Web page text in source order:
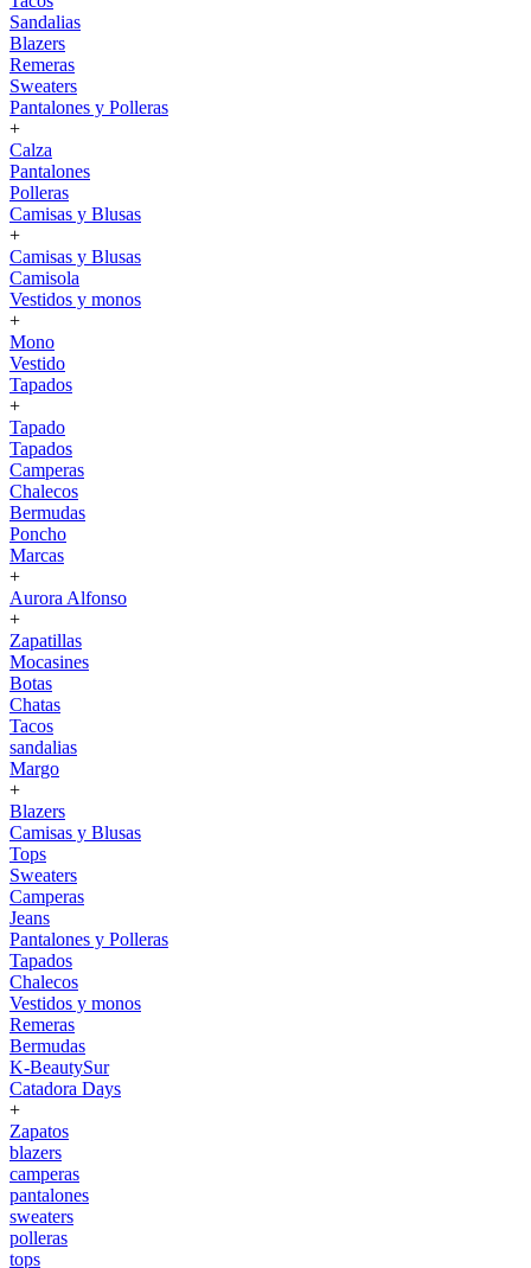
Sandalias
Blazers
Remeras
Sweaters
Pantalones y Polleras
+
Calza
Pantalones
Polleras
Camisas y Blusas
+
Camisas y Blusas
Camisola
Vestidos y monos
+
Mono
Vestido
Tapados
+
Tapado
Tapados
Camperas
Chalecos
Bermudas
Poncho
Marcas
+
Aurora Alfonso
+
Zapatillas
Mocasines
Botas
Chatas
Tacos
sandalias
Margo
+
Blazers
Camisas y Blusas
Tops
Sweaters
Camperas
Jeans
Pantalones y Polleras
Tapados
Chalecos
Vestidos y monos
Remeras
Bermudas
K-BeautySur
Catadora Days
+
Zapatos
blazers
camperas
pantalones
sweaters
polleras
tops